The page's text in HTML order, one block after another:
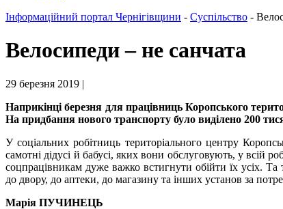
Інформаційний портал Чернігівщини - Суспільство -
Велосипеди – не санчата
29 березня 2019 |
Наприкінці березня для працівниць Коропського
На придбання нового транспорту було виділено 200
У соціальних робітниць територіального центру
самотні дідусі й бабусі, яких вони обслуговують, у всій
соцпрацівникам дуже важко встигнути обійти їх усіх.
до двору, до аптеки, до магазину та інших установ за
Марія ПУЧИНЕЦЬ